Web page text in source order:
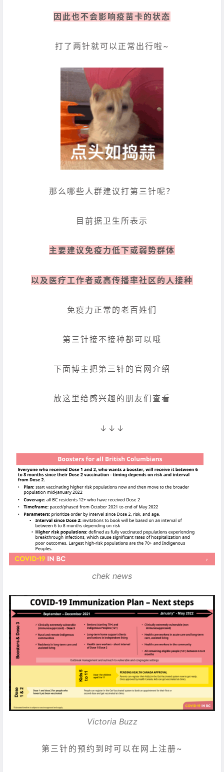
因此也不会影响疫苗卡的状态
打了两针就可以正常出行啦~
那么哪些人群建议打第三针呢？
目前据卫生所表示
主要建议免疫力低下或弱势群体
以及医疗工作者或高传播率社区的人接种
免疫力正常的老百姓们
第三针接不接种都可以哦
下面博主把第三针的官网介绍
放这里给感兴趣的朋友们查看
↓↓↓
chek news
Victoria Buzz
第三针的预约到时可以在网上注册~